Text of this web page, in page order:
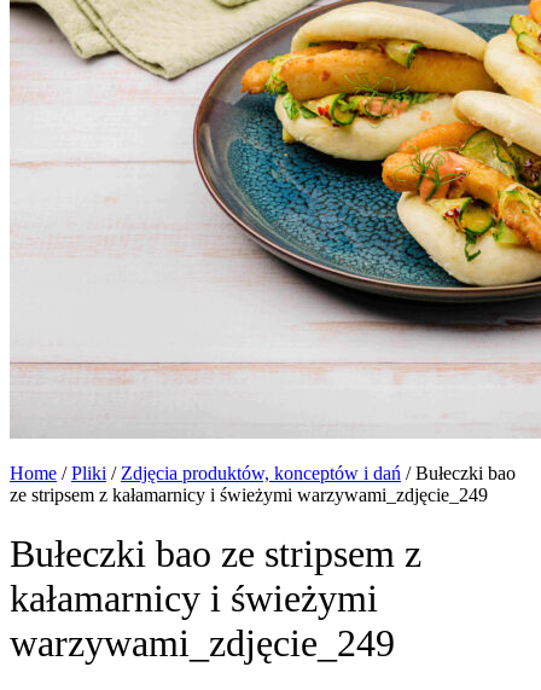
Home /Pliki / Zdjęcia produktów, konceptów i dań /Bułeczki bao
ze stripsem z kałamarnicy i świeżymi warzywami_zdjęcie_249
Bułeczki bao ze stripsem z
kałamarnicy i świeżymi
warzywami_zdjęcie_249